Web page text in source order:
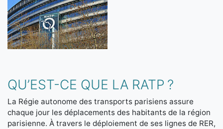
QU’EST-CE QUE LA RATP ?
La Régie autonome des transports parisiens assure
chaque jour les déplacements des habitants de la région
parisienne. À travers le déploiement de ses lignes de RER,